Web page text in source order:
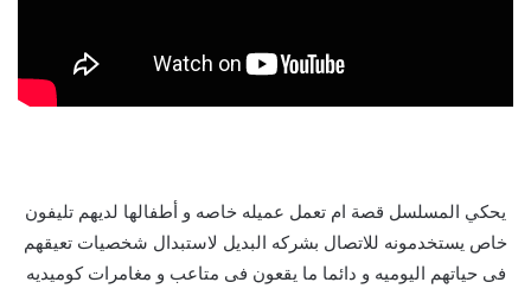
يحكي المسلسل قصة ام تعمل عميله خاصه و أطفالها لديهم تليفون
خاص يستخدمونه للاتصال بشركه البديل لاستبدال شخصيات تعيقهم
فى حياتهم اليوميه و دائما ما يقعون فى متاعب و مغامرات كوميديه